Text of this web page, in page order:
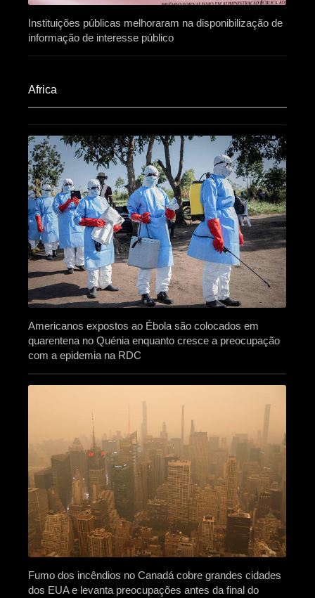
Instituições públicas melhoraram na disponibilização de
informação de interesse público
Africa​
Americanos expostos ao Ébola são colocados em
quarentena no Quénia enquanto cresce a preocupação
com a epidemia na RDC
Fumo dos incêndios no Canadá cobre grandes cidades
dos EUA e levanta preocupações antes da final do